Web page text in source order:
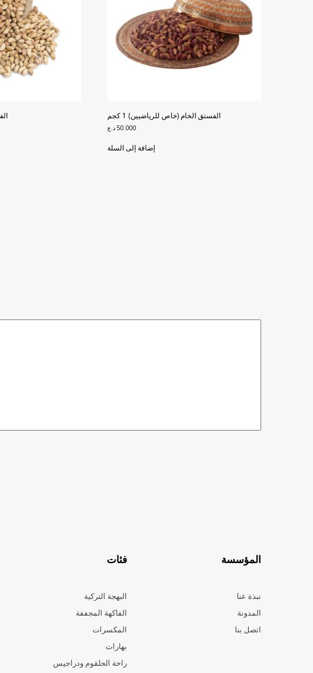
الفستق الخام (خاص للرياضيين) 1 كجم
50.000 د.ع
إضافة إلى السلة
المؤسسة
نبذة عنا
المدونة
اتصل بنا
فئات
البهجة التركية
الفاكهة المجففة
المكسرات
بهارات
راحة الحلقوم ودراجيس